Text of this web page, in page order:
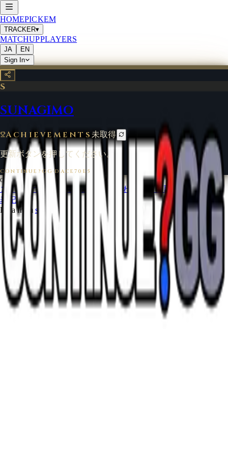
HOMEPICKEM
TRACKER▾
MATCHUPPLAYERS
JA
EN
Sign In
S
SUNAGIMO
Achievements未取得
更新ボタンを押してください。
CONTINUE?GG·DACE70E5
CONTINUE?GG ©
2026
コインについて
お問い合わせ
特定商取引法に基づく
表記
Data from start.gg